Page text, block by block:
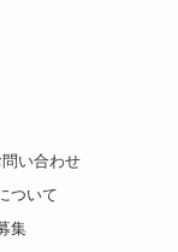
問い合わせ
ついて
集